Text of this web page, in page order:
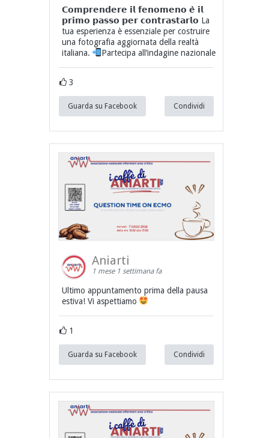
𝗖𝗼𝗺𝗽𝗿𝗲𝗻𝗱𝗲𝗿𝗲 𝗶𝗹 𝗳𝗲𝗻𝗼𝗺𝗲𝗻𝗼 𝗲̀ 𝗶𝗹
𝗽𝗿𝗶𝗺𝗼 𝗽𝗮𝘀𝘀𝗼 𝗽𝗲𝗿 𝗰𝗼𝗻𝘁𝗿𝗮𝘀𝘁𝗮𝗿𝗹𝗼 La
tua esperienza è essenziale per costruire
una fotografia aggiornata della realtà
italiana.
Partecipa all’indagine nazionale
3
Guarda su Facebook Condividi
Aniarti
1 mese 1 settimana fa
Ultimo appuntamento prima della pausa
estiva! Vi aspettiamo
1
Guarda su Facebook Condividi